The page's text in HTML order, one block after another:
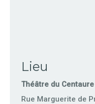
Lieu
Théâtre du Centaure
Rue Marguerite de